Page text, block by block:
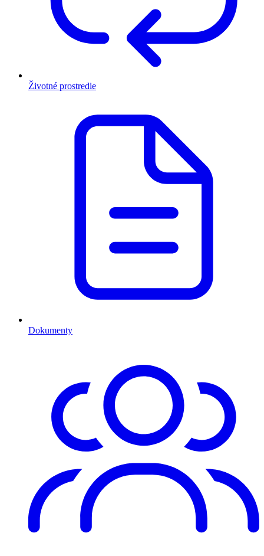
Životné prostredie
Dokumenty